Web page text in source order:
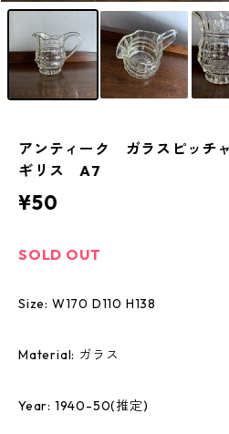
アンティーク ガラスピッチ
ギリス A7
¥50
SOLD OUT
Size: W170 D110 H138
Material: ガラス
Year: 1940-50(推定)